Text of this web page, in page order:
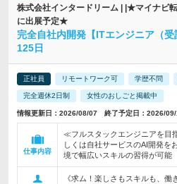
株式会社インタードリーム | |★マイナビ
に出展予定★
完全自社内開発【ITエンジニア（
125日
正社員 リモートワーク可 学歴不問
完全週休2日制 女性のおしごと掲載中
情報更新日：2026/08/07 終了予定日：2026/
仕事内容
≪フルスタックエンジニアを目
しくは自社サービスのAI開発
境で幅広いスキルの習得が可能
《求ム！楽しさもスキルも、